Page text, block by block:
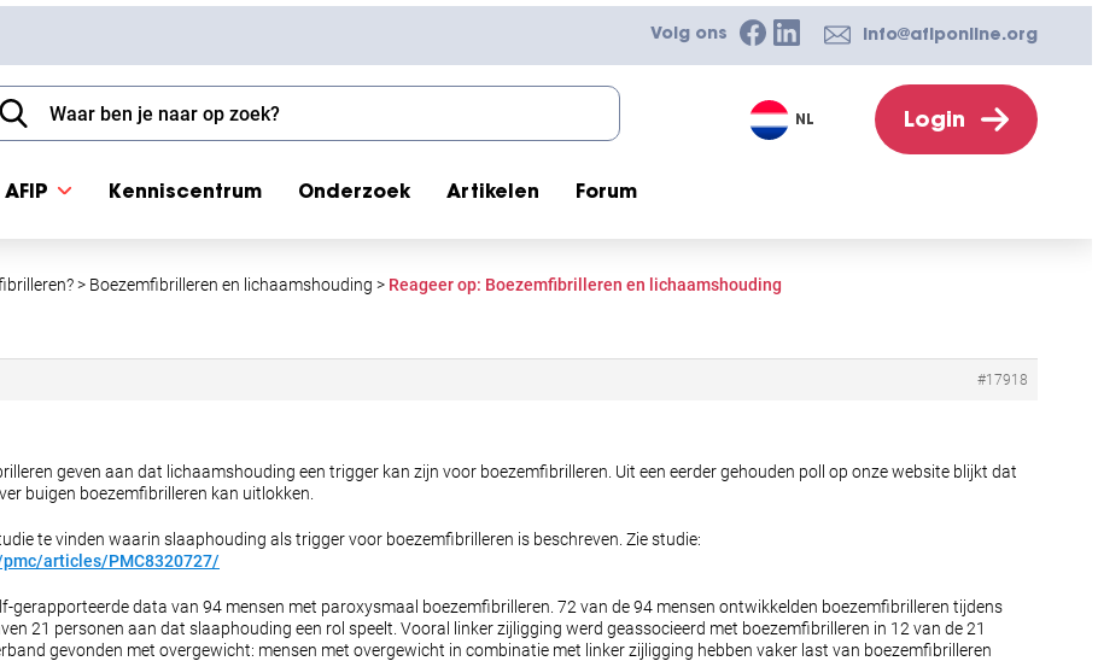
Volg ons info@afiponline.org
Kenniscentrum Onderzoek Artikelen Forum
Login
NL
> Boezemfibrilleren en lichaamshouding > Reageer op: Boezemfibrilleren en lichaamshouding
#17918
geven aan dat lichaamshouding een trigger kan zijn voor boezemfibrilleren. Uit een eerder gehouden poll op onze website blijkt dat
buigen boezemfibrilleren kan uitlokken.
te vinden waarin slaaphouding als trigger voor boezemfibrilleren is beschreven. Zie studie:
articles/PMC8320727/
gerapporteerde data van 94 mensen met paroxysmaal boezemfibrilleren. 72 van de 94 mensen ontwikkelden boezemfibrilleren tijdens
21 personen aan dat slaaphouding een rol speelt. Vooral linker zijligging werd geassocieerd met boezemfibrilleren in 12 van de 21
gevonden met overgewicht: mensen met overgewicht in combinatie met linker zijligging hebben vaker last van boezemfibrilleren